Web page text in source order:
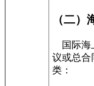
（二
国际海
议或总合
类：